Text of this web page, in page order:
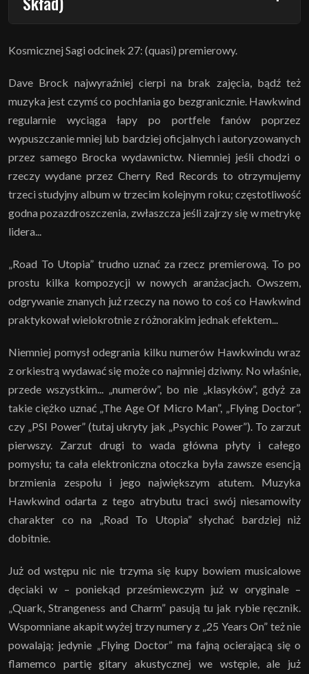
Kosmicznej Sagi odcinek 27: (quasi) premierowy.
Dave Brock najwyraźniej cierpi na brak zajęcia, bądź też
muzyka jest czymś co pochłania go bezgranicznie. Hawkwind
regularnie wyciąga łapy po portfele fanów poprzez
wypuszczanie mniej lub bardziej oficjalnych i autoryzowanych
przez samego Brocka wydawnictw. Niemniej jeśli chodzi o
rzeczy wydane przez Cherry Red Records to otrzymujemy
trzeci studyjny album w trzecim kolejnym roku; częstotliwość
godna pozazdroszczenia, zwłaszcza jeśli zajrzy się w metrykę
lidera...
„Road To Utopia” trudno uznać za rzecz premierową. To po
prostu kilka kompozycji w nowych aranżacjach. Owszem,
odgrywanie znanych już rzeczy na nowo to coś co Hawkwind
praktykował wielokrotnie z różnorakim jednak efektem...
Niemniej pomysł odegrania kilku numerów Hawkwindu wraz
z orkiestrą wydawać się może co najmniej dziwny. No właśnie,
przede wszystkim... „numerów”, bo nie „klasyków”, gdyż za
takie ciężko uznać „The Age Of Micro Man”, „Flying Doctor”,
czy „PSI Power” (tutaj ukryty jak „Psychic Power”). To zarzut
pierwszy. Zarzut drugi to wada główna płyty i całego
pomysłu; ta cała elektroniczna otoczka była zawsze esencją
brzmienia zespołu i jego największym atutem. Muzyka
Hawkwind odarta z tego atrybutu traci swój niesamowity
charakter co na „Road To Utopia” słychać bardziej niż
dobitnie.
Już od wstępu nic nie trzyma się kupy bowiem musicalowe
dęciaki w – poniekąd prześmiewczym już w oryginale –
„Quark, Strangeness and Charm” pasują tu jak rybie ręcznik.
Wspomniane akapit wyżej trzy numery z „25 Years On” też nie
powalają; jedynie „Flying Doctor” ma fajną ocierającą się o
flamemco partię gitary akustycznej we wstępie, ale już